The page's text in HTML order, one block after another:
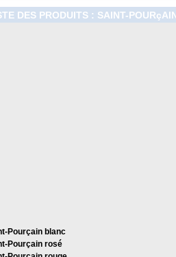
DES PRODUITS : SAINT-
Pourçain blanc
Pourçain rosé